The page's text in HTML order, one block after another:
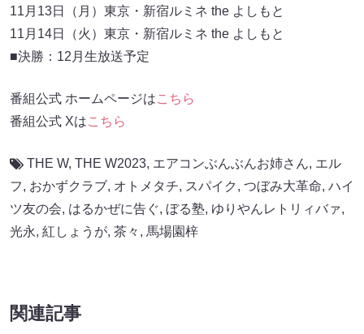
11月13日（月）東京・新宿ルミネ the よしもと
11月14日（火）東京・新宿ルミネ the よしもと
■決勝：12月生放送予定
番組公式 ホームページはこちら
番組公式 Xはこちら
THE W, THE W2023, エアコンぶんぶんお姉さん, エル
フ, おかずクラブ, オトメタチ, スパイク , つぼみ大革命, ハイ
ツ友の会, はるかぜに告ぐ, ぼる塾, ゆりやんレトリィバァ,
光永, 紅しょうが, 茶々 , 馬場園梓
関連記事